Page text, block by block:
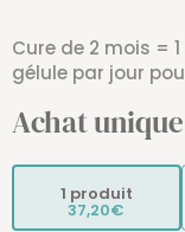
Cure de 2 mois =
gélule par jour
Achat unique
1 produit
37,20€